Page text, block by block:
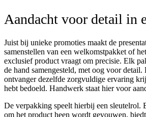
Aandacht voor detail in
Juist bij unieke promoties maakt de
samenstellen van een welkomstpakket of
exclusief product vraagt om precisie. Elk
de hand samengesteld, met oog voor detail.
ontvanger dezelfde zorgvuldige ervaring
hebt bedoeld. Handwerk staat hier voor
De verpakking speelt hierbij een sleutelrol.
om het product heen wordt gevouwen,